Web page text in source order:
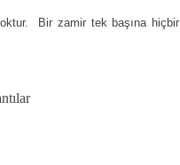
Bir zamir tek başına